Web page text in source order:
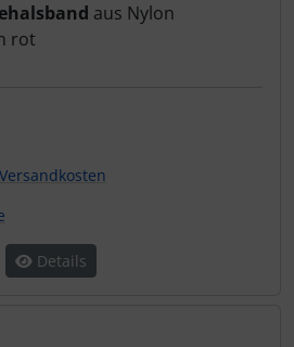
aus Nylon
rot
Versandkosten
Details